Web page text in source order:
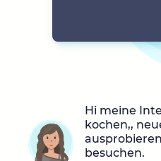
Hi meine
kochen,,
besuchen.